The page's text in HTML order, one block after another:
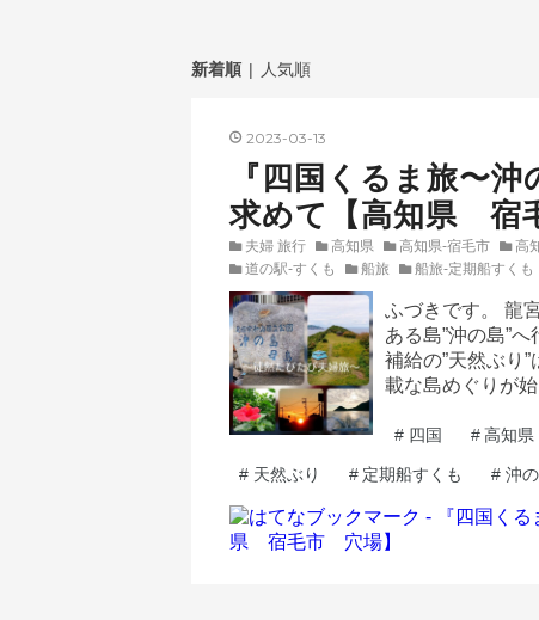
新着順 人気順
2023-03-13
『四国くるま旅〜
求めて【高知県 宿
夫婦 旅行 高知県 高知県-宿毛市 高
道の駅-すくも
船旅 船旅-定期船すくも
ふづきです。 龍
ある島”沖の島”
補給の”天然ぶり
載な島めぐりが
# 四国 # 高知県
# 天然ぶり # 定期船すくも # 沖